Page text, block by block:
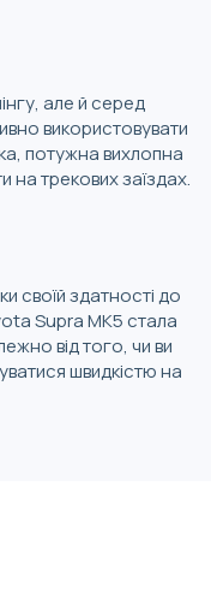
але й серед
використовувати
потужна вихлопна
трекових заїздах.
своїй здатності до
Supra MK5 стала
від того, чи ви
швидкістю на